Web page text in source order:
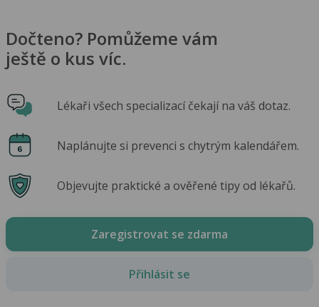
Dočteno? Pomůžeme vám
ještě o kus víc.
Lékaři všech specializací čekají na váš dotaz.
Naplánujte si prevenci s chytrým kalendářem.
Objevujte praktické a ověřené tipy od lékařů.
Zaregistrovat se zdarma
Přihlásit se